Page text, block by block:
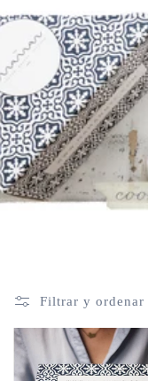
Filtrar y ordenar